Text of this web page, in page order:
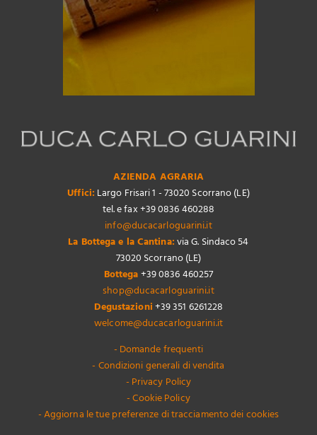
AZIENDA AGRARIA
Uffici: Largo Frisari 1 - 73020 Scorrano (LE)
tel. e fax +39 0836 460288
info@ducacarloguarini.it
La Bottega e la Cantina:via G. Sindaco 54
73020 Scorrano (LE)
Bottega+39 0836 460257
shop@ducacarloguarini.it
Degustazioni+39 351 6261228
welcome@ducacarloguarini.it
- Domande frequenti
- Condizioni generali di vendita
- Privacy Policy
- Cookie Policy
- Aggiorna le tue preferenze di tracciamento dei cookies